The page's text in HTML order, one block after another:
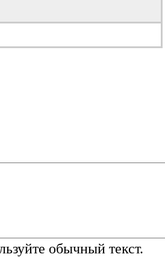
обычный текст.